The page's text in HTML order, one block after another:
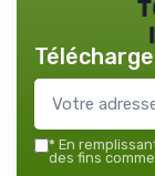
* En
des fins